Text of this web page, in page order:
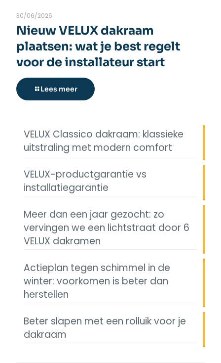
30/06/2026
Nieuw VELUX dakraam
plaatsen: wat je best regelt
voor de installateur start
Lees meer
VELUX Classico dakraam: klassieke
uitstraling met modern comfort
VELUX-productgarantie vs
installatiegarantie
Meer dan een jaar gezocht: zo
vervingen we een lichtstraat door 6
VELUX dakramen
Actieplan tegen schimmel in de
winter: voorkomen is beter dan
herstellen
Beter slapen met een rolluik voor je
dakraam